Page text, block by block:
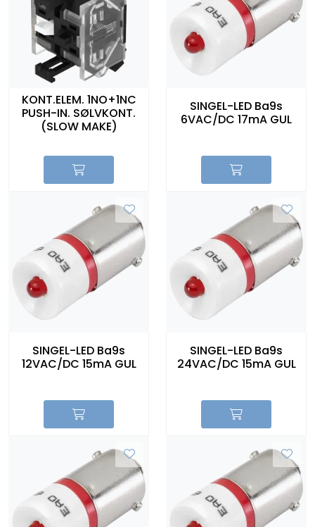
KONT.ELEM. 1NO+1NC
PUSH-IN. SØLVKONT.
(SLOW MAKE)
SINGEL-LED Ba9s
6VAC/DC 17mA GUL
SINGEL-LED Ba9s
12VAC/DC 15mA GUL
SINGEL-LED Ba9s
24VAC/DC 15mA GUL